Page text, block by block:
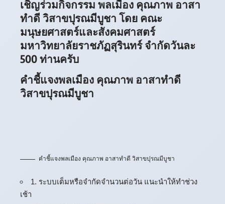
เชิญร่วมกิจกรรม พลเมือง คุณภาพ อาสา
ทำดี วิสาขปุรณมีบูชา โดย คณะ
มนุษยศาสตร์และสังคมศาสตร์
มหาวิทยาลัยราชภัฏสุรินทร์ จำกัดวันละ
500 ท่านครับ
คำชี้แจงพลเมือง คุณภาพ อาสาทำดี
วิสาขปุรณมีบูชา
คำชี้แจงพลเมือง คุณภาพ อาสาทำดี วิสาขปุรณมีบูชา
1. ระบบเต็มหรือจำกัดจำนวนต่อวัน แนะนำให้ทำช่วง
เช้า